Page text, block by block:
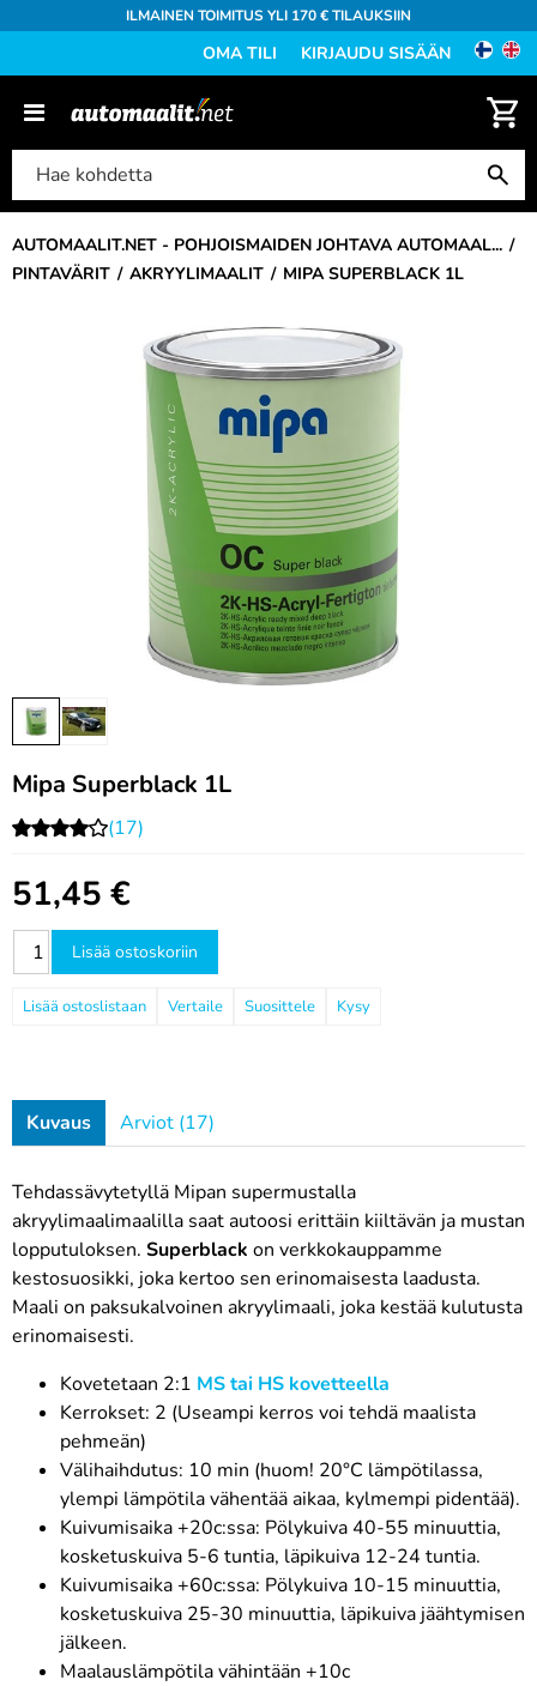
ILMAINEN TOIMITUS YLI 170 € TILAUKSIIN
OMA TILI KIRJAUDU SISÄÄN
AUTOMAALIT.NET - POHJOISMAIDEN JOHTAVA AUTOMAAL...
PINTAVÄRIT
AKRYYLIMAALIT MIPA SUPERBLACK 1L
Mipa Superblack 1L
(17)
51,45 €
Lisää ostoskoriin
Vertaile Suosittele Kysy
Kuvaus Arviot (17)
Tehdassävytetyllä Mipan supermustalla
akryylimaalimaalilla saat autoosi erittäin kiiltävän ja mustan
lopputuloksen. Superblack on verkkokauppamme
kestosuosikki, joka kertoo sen erinomaisesta laadusta.
Maali on paksukalvoinen akryylimaali, joka kestää kulutusta
erinomaisesti.
Kovetetaan 2:1 MS tai HS kovetteella
Kerrokset: 2 (Useampi kerros voi tehdä maalista
pehmeän)
Välihaihdutus: 10 min (huom! 20°C lämpötilassa,
ylempi lämpötila vähentää aikaa, kylmempi pidentää).
Kuivumisaika +20c:ssa: Pölykuiva 40-55 minuuttia,
kosketuskuiva 5-6 tuntia, läpikuiva 12-24 tuntia.
Kuivumisaika +60c:ssa: Pölykuiva 10-15 minuuttia,
kosketuskuiva 25-30 minuuttia, läpikuiva jäähtymisen
jälkeen.
Maalauslämpötila vähintään +10c